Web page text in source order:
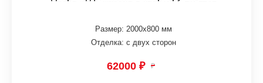
Размер: 2000х800 мм
Отделка: с двух сторон
62000 ₽ ₽